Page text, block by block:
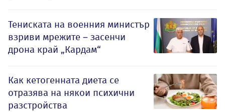
Тениската на военния министър
взриви мрежите – засенчи
дрона край „Кардам“
Как кетогенната диета се
отразява на някои психични
разстройства